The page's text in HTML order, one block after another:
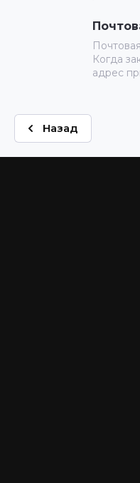
Когда
адрес
Назад